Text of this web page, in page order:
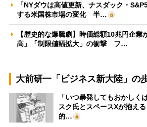
「NYダウは高値更新、ナスダック・
する米国株市場の変化 半…
【歴史的な爆騰劇】時価総額10兆円企業
高」「制限値幅拡大」の衝撃 フ…
大前研一「ビジネス新大陸」の
「いつ暴発してもおかしく
スク氏とスペースXが抱え
的…